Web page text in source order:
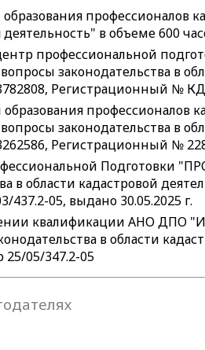
профессионалов
в объеме 600
профессиональной
законодательства в
Регистрационный №
профессионалов
законодательства в
Регистрационный №
Подготовки
в области кадастровой
05, выдано 30.05.2025 г.
квалификации АНО ДПО
в области
05/347.2-05